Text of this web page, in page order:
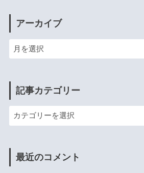
アーカイブ
記事カテゴリー
最近のコメント